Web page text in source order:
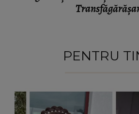
PENTRU